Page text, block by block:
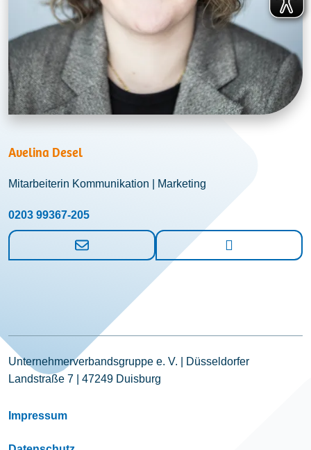
Avelina Desel
Mitarbeiterin Kommunikation | Marketing
0203 99367-205
Unternehmerverbandsgruppe e. V. | Düsseldorfer
Landstraße 7 | 47249 Duisburg
Impressum